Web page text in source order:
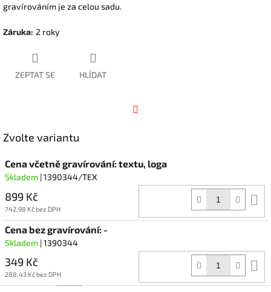
gravírováním je za celou sadu.
Záruka: 2 roky
ZEPTAT SE HLÍDAT
Zvolte variantu
Cena včetně gravírování: textu, loga
Skladem | 1390344/TEX
899 Kč
742,98 Kč bez DPH
Cena bez gravírování: -
Skladem | 1390344
349 Kč
288,43 Kč bez DPH